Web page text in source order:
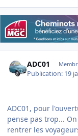
ADC01
Publication: 19
ADC01, pour
pense pas trop...
rentrer les